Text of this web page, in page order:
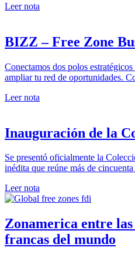
Leer nota
BIZZ – Free Zone
Conectamos dos polos
ampliar tu red de oportunidades.
Leer nota
Inauguración de la
Se presentó oficialmente la
inédita que reúne más de
Leer nota
Zonamerica entre
francas del mundo